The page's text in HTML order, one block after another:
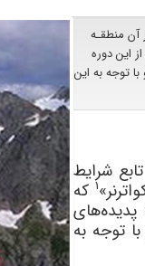
آن منطقـه
از این دوره
توجه به این
شرایط
1که
پدیده‌های
توجه به